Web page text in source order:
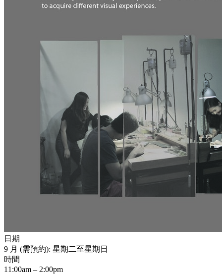
日期
9 月 (需預約): 星期二至星期日
時間
11:00am – 2:00pm